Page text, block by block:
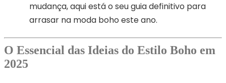
mudança, aqui está o seu guia definitivo para
arrasar na moda boho este ano.
O Essencial das Ideias do Estilo Boho em
2025